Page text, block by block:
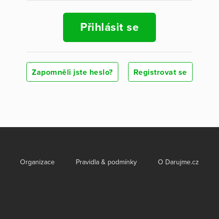
Přihlásit se
Zapomněli jste heslo? Registrovat se
Organizace Pravidla & podmínky O Darujme.cz